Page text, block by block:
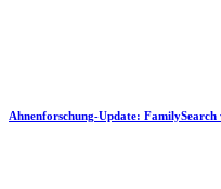
Ahnenforschung-Update: